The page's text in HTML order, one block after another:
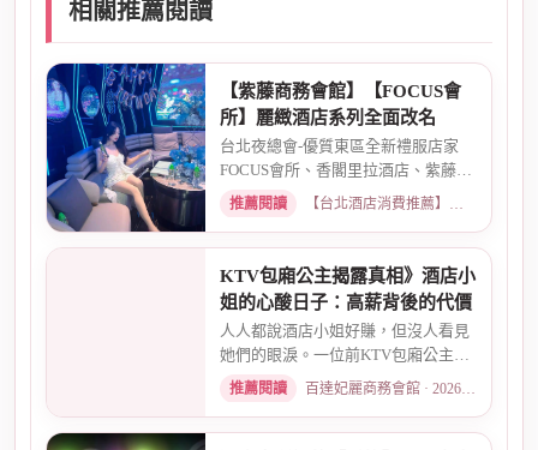
相關推薦閱讀
【紫藤商務會館】【FOCUS會
所】麗緻酒店系列全面改名
台北夜總會-優質東區全新禮服店家
FOCUS會所、香閣里拉酒店、紫藤名
店、酒店幹部就是為了給你更好...
推薦閱讀 【台北酒店消費推薦】各大商務酒店、夜總會試算 · 2026-03-30
KTV包廂公主揭露真相》酒店小
姐的心酸日子：高薪背後的代價
人人都說酒店小姐好賺，但沒人看見
她們的眼淚。一位前KTV包廂公主首
度自曝，從入行初衷、被客人...
推薦閱讀 百達妃麗商務會館 · 2026-05-10